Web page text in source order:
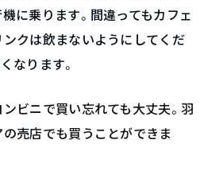
に乗ります。間違ってもカフェ
クは飲まないようにしてくだ
なります。
ビニで買い忘れても大丈夫。羽
売店でも買うことができま